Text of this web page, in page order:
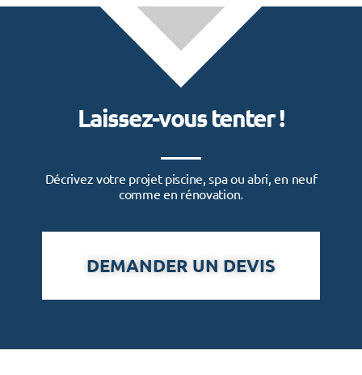
Laissez-vous tenter !
Décrivez votre projet piscine, spa ou abri, en neuf
comme en rénovation.
DEMANDER UN DEVIS